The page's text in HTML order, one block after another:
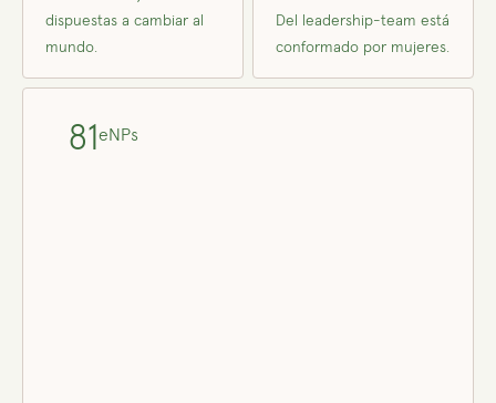
dispuestas a cambiar al
mundo.
Del leadership-team está
conformado por mujeres.
81eNPs